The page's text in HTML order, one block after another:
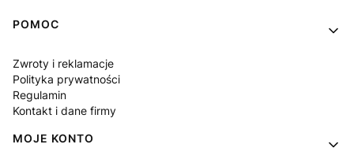
Linki w stopce
POMOC
Zwroty i reklamacje
Polityka prywatności
Regulamin
Kontakt i dane firmy
MOJE KONTO